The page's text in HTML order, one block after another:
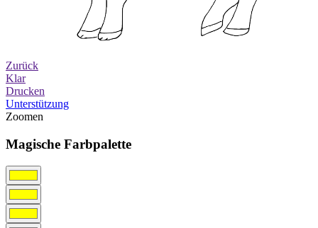
Zurück
Klar
Drucken
Unterstützung
Zoomen
Magische Farbpalette